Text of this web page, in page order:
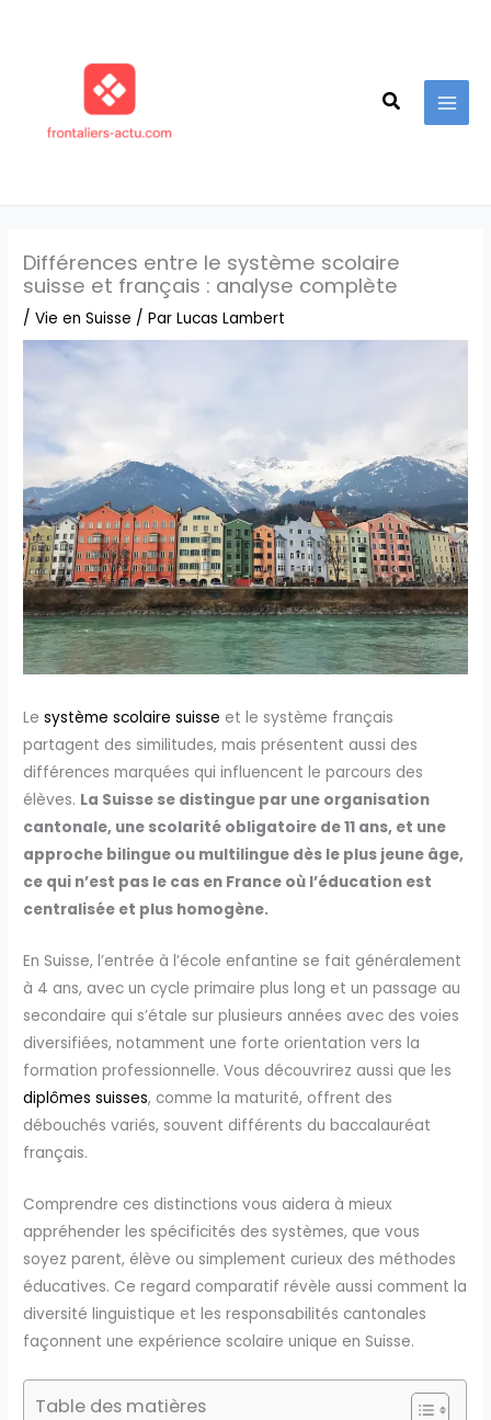
Différences entre le système scolaire
suisse et français : analyse complète
/Vie en Suisse / ParLucas Lambert
Lesystème scolaire suisse et le système français
partagent des similitudes, mais présentent aussi des
différences marquées qui influencent le parcours des
élèves. La Suisse se distingue par une organisation
cantonale, une scolarité obligatoire de 11 ans, et une
approche bilingue ou multilingue dès le plus jeune âge,
ce qui n’est pas le cas en France où l’éducation est
centralisée et plus homogène.
En Suisse, l’entrée à l’école enfantine se fait généralement
à 4 ans, avec un cycle primaire plus long et un passage au
secondaire qui s’étale sur plusieurs années avec des voies
diversifiées, notamment une forte orientation vers la
formation professionnelle. Vous découvrirez aussi que les
diplômes suisses, comme la maturité, offrent des
débouchés variés, souvent différents du baccalauréat
français.
Comprendre ces distinctions vous aidera à mieux
appréhender les spécificités des systèmes, que vous
soyez parent, élève ou simplement curieux des méthodes
éducatives. Ce regard comparatif révèle aussi comment la
diversité linguistique et les responsabilités cantonales
façonnent une expérience scolaire unique en Suisse.
Table des matières